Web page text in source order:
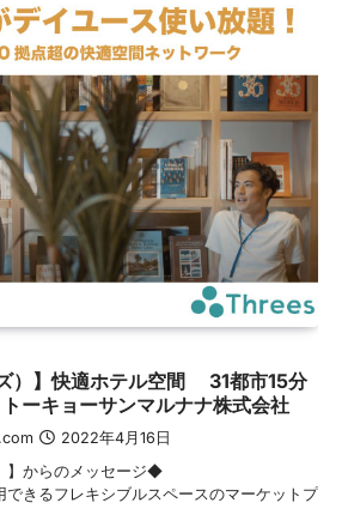
）】快適ホテル空間 31都市15分
ーキョーサンマルナナ株式会社
2022年4月16日
からのメッセージ◆
きるフレキシブルスペースのマーケットプ